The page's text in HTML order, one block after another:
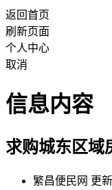
返回首页
刷新页面
个人中心
取消
信息内容
求购城东区域
繁昌便民网 更